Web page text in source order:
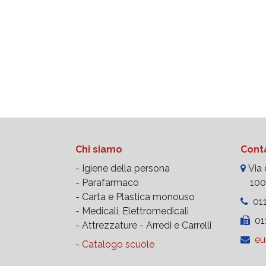
Chi siamo
- Igiene della persona
- Parafarmaco
- Carta e Plastica monouso
- Medicali, Elettromedicali
- Attrezzature - Arredi e Carrelli
- Catalogo scuole
Via